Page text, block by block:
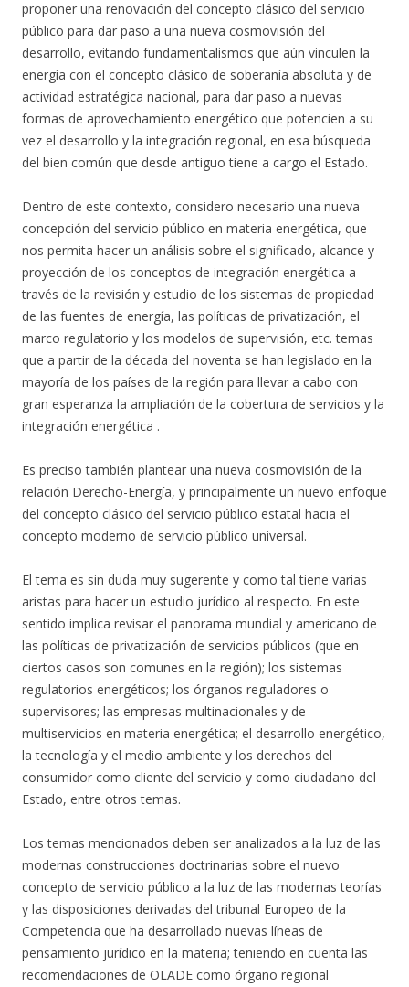
proponer una renovación del concepto clásico del servicio
público para dar paso a una nueva cosmovisión del
desarrollo, evitando fundamentalismos que aún vinculen la
energía con el concepto clásico de soberanía absoluta y de
actividad estratégica nacional, para dar paso a nuevas
formas de aprovechamiento energético que potencien a su
vez el desarrollo y la integración regional, en esa búsqueda
del bien común que desde antiguo tiene a cargo el Estado.
Dentro de este contexto, considero necesario una nueva
concepción del servicio público en materia energética, que
nos permita hacer un análisis sobre el significado, alcance y
proyección de los conceptos de integración energética a
través de la revisión y estudio de los sistemas de propiedad
de las fuentes de energía, las políticas de privatización, el
marco regulatorio y los modelos de supervisión, etc. temas
que a partir de la década del noventa se han legislado en la
mayoría de los países de la región para llevar a cabo con
gran esperanza la ampliación de la cobertura de servicios y la
integración energética .
Es preciso también plantear una nueva cosmovisión de la
relación Derecho-Energía, y principalmente un nuevo enfoque
del concepto clásico del servicio público estatal hacia el
concepto moderno de servicio público universal.
El tema es sin duda muy sugerente y como tal tiene varias
aristas para hacer un estudio jurídico al respecto. En este
sentido implica revisar el panorama mundial y americano de
las políticas de privatización de servicios públicos (que en
ciertos casos son comunes en la región); los sistemas
regulatorios energéticos; los órganos reguladores o
supervisores; las empresas multinacionales y de
multiservicios en materia energética; el desarrollo energético,
la tecnología y el medio ambiente y los derechos del
consumidor como cliente del servicio y como ciudadano del
Estado, entre otros temas.
Los temas mencionados deben ser analizados a la luz de las
modernas construcciones doctrinarias sobre el nuevo
concepto de servicio público a la luz de las modernas teorías
y las disposiciones derivadas del tribunal Europeo de la
Competencia que ha desarrollado nuevas líneas de
pensamiento jurídico en la materia; teniendo en cuenta las
recomendaciones de OLADE como órgano regional